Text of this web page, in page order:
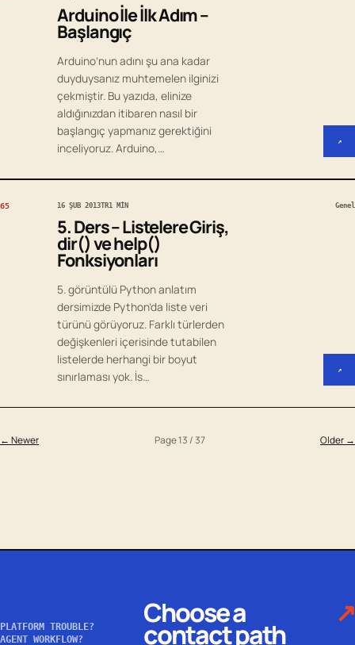
Arduino İle İlk Adım –
Başlangıç
Arduino’nun adını şu ana kadar
duyduysanız muhtemelen ilginizi
çekmiştir. Bu yazıda, elinize
aldığınızdan itibaren nasıl bir
başlangıç yapmanız gerektiğini
inceliyoruz. Arduino,…
↗
65 16 ŞUB 2013TR1 MIN
5. Ders – Listelere Giriş,
dir() ve help()
Fonksiyonları
5. görüntülü Python anlatım
dersimizde Python’da liste veri
türünü görüyoruz. Farklı türlerden
değişkenleri içerisinde tutabilen
listelerde herhangi bir boyut
sınırlaması yok. İs…
Genel
↗
← Newer Page 13 / 37 Older →
PLATFORM TROUBLE?
AGENT WORKFLOW?
Choose a
contact path
↗